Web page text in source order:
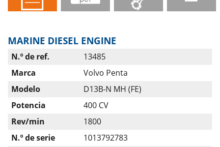
MARINE DIESEL ENGINE
N.º de ref.
13485
Marca
Volvo Penta
Modelo
D13B-N MH (FE)
Potencia
400 CV
Rev/min
1800
N.º de serie
1013792783